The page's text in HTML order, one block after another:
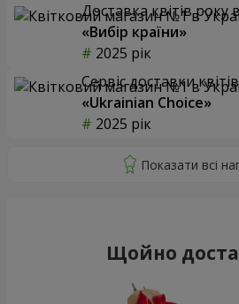
Доставка квітів року
«Вибір країни»
2025 рік
Сервіс доставки квітів
«Ukrainian Choice»
2025 рік
Щойно